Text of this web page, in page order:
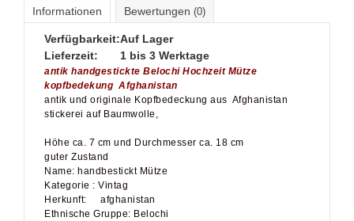
Informationen Bewertungen (0)
Verfügbarkeit:Auf Lager
Lieferzeit:
1 bis 3 Werktage
antik handgestickte Belochi Hochzeit Mütze
kopfbedekung Afghanistan
antik und originale Kopfbedeckung aus Afghanistan
stickerei auf Baumwolle,
Höhe ca. 7 cm und Durchmesser ca. 18 cm
guter Zustand
Name: handbestickt Mütze
Kategorie : Vintag
Herkunft: afghanistan
Ethnische Gruppe: Belochi